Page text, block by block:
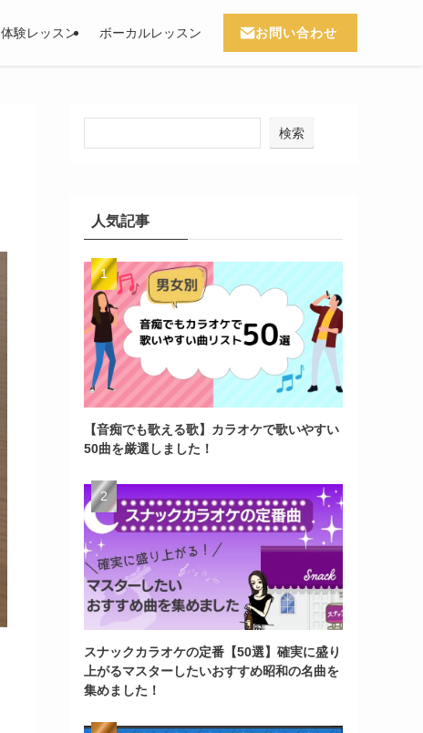
体験レッスン ボーカルレッスン お問い合わせ
検索
人気記事
【音痴でも歌える歌】カラオケで歌いやすい
50曲を厳選しました！
スナックカラオケの定番【50選】確実に盛り
上がるマスターしたいおすすめ昭和の名曲を
集めました！